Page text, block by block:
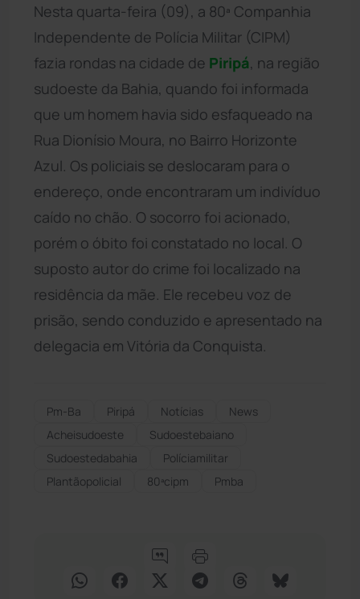
Nesta quarta-feira (09), a 80ª Companhia
Independente de Polícia Militar (CIPM)
fazia rondas na cidade de Piripá, na região
sudoeste da Bahia, quando foi informada
que um homem havia sido esfaqueado na
Rua Dionísio Moura, no Bairro Horizonte
Azul. Os policiais se deslocaram para o
endereço, onde encontraram um indivíduo
caído no chão. O socorro foi acionado,
porém o óbito foi constatado no local. O
suposto autor do crime foi localizado na
residência da mãe. Ele recebeu voz de
prisão, sendo conduzido e apresentado na
delegacia em Vitória da Conquista.
Pm-Ba Piripá Notícias
News
Acheisudoeste
Sudoestebaiano
Sudoestedabahia
Políciamilitar
Plantãopolicial
80ªcipm Pmba